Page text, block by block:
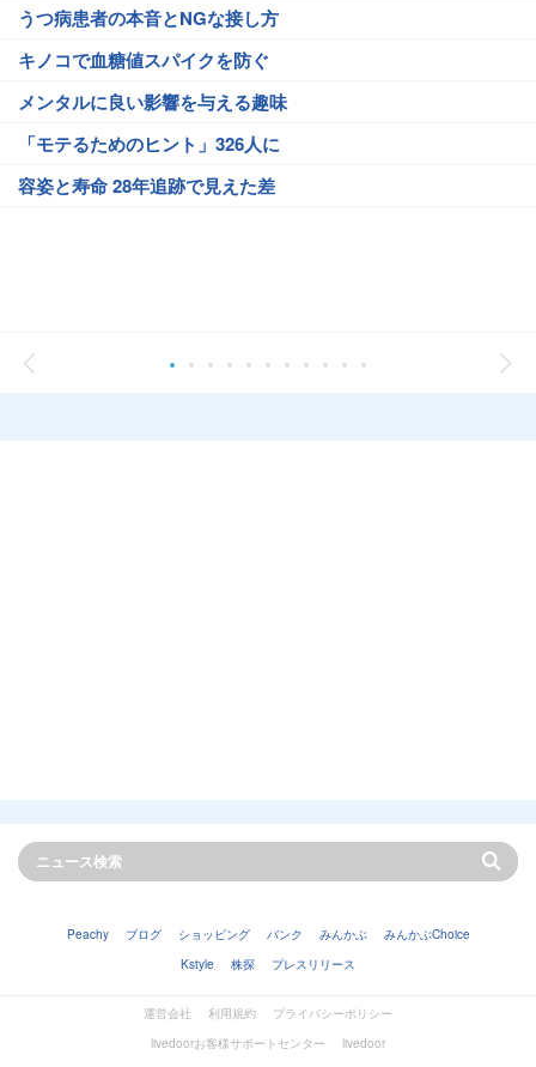
うつ病患者の本音とNGな接し方
キノコで血糖値スパイクを防ぐ
メンタルに良い影響を与える趣味
「モテるためのヒント」326人に
容姿と寿命 28年追跡で見えた差
Peachy ブログ ショッピング バンク みんかぶ
みんかぶChoice
Kstyle
株探 プレスリリース
運営会社 利用規約
プライバシーポリシー
livedoorお客様サポートセンター
livedoor